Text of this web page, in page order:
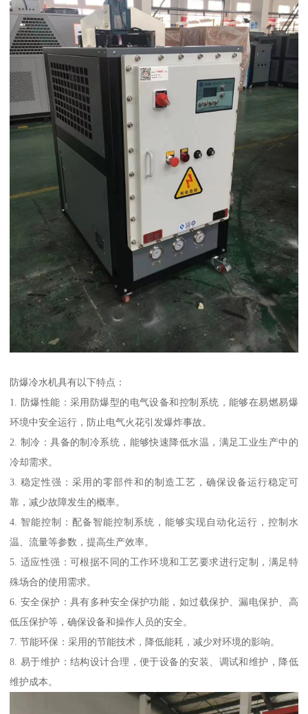
防爆冷水机具有以下特点：
1. 防爆性能：采用防爆型的电气设备和控制系统，能够在易燃易爆
环境中安全运行，防止电气火花引发爆炸事故。
2. 制冷：具备的制冷系统，能够快速降低水温，满足工业生产中的
冷却需求。
3. 稳定性强：采用的零部件和的制造工艺，确保设备运行稳定可
靠，减少故障发生的概率。
4. 智能控制：配备智能控制系统，能够实现自动化运行，控制水
温、流量等参数，提高生产效率。
5. 适应性强：可根据不同的工作环境和工艺要求进行定制，满足特
殊场合的使用需求。
6. 安全保护：具有多种安全保护功能，如过载保护、漏电保护、高
低压保护等，确保设备和操作人员的安全。
7. 节能环保：采用的节能技术，降低能耗，减少对环境的影响。
8. 易于维护：结构设计合理，便于设备的安装、调试和维护，降低
维护成本。